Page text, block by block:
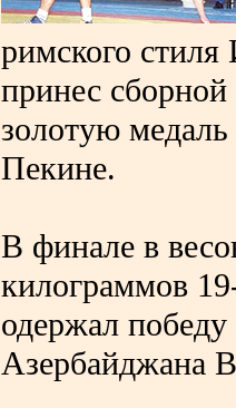
римского
принес
золотую
Пекине.
В финале в
килограммов
одержал победу
Азербайджана